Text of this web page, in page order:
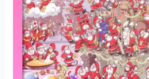
diseña
Felicitación
Navideña
de